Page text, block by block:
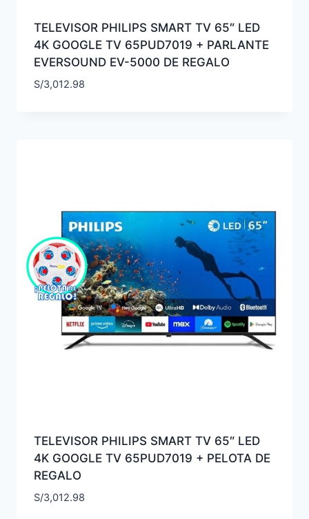
TELEVISOR PHILIPS SMART TV 65″ LED
4K GOOGLE TV 65PUD7019 + PARLANTE
EVERSOUND EV-5000 DE REGALO
S/3,012.98
TELEVISOR PHILIPS SMART TV 65″ LED
4K GOOGLE TV 65PUD7019 + PELOTA DE
REGALO
S/3,012.98